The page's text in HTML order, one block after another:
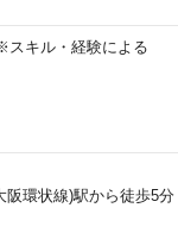
キル・経験による
阪環状線)駅から徒歩5分